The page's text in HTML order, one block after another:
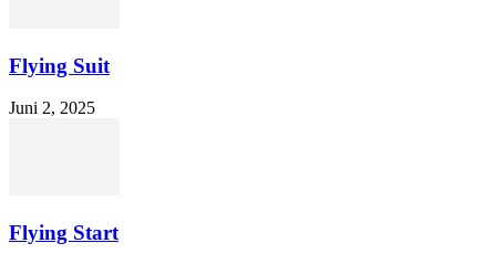
Flying Suit
Juni 2, 2025
Flying Start